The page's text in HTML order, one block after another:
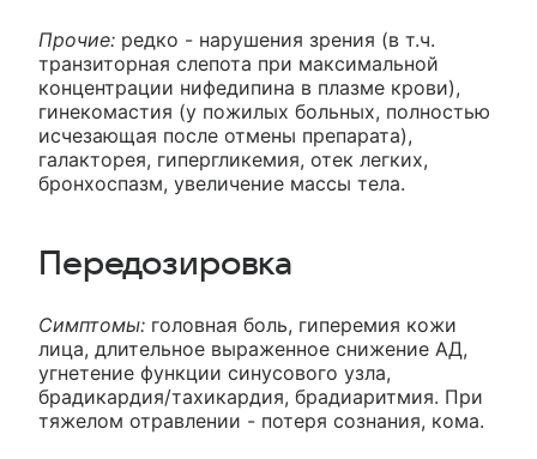
Прочие: редко - нарушения зрения (в т.ч.
транзиторная слепота при максимальной
концентрации нифедипина в плазме крови),
гинекомастия (у пожилых больных, полностью
исчезающая после отмены препарата),
галакторея, гипергликемия, отек легких,
бронхоспазм, увеличение массы тела.
Передозировка
Симптомы: головная боль, гиперемия кожи
лица, длительное выраженное снижение АД,
угнетение функции синусового узла,
брадикардия/тахикардия, брадиаритмия. При
тяжелом отравлении - потеря сознания, кома.